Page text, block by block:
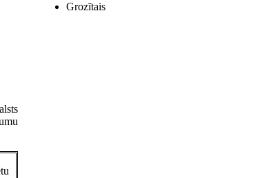
Grozītais